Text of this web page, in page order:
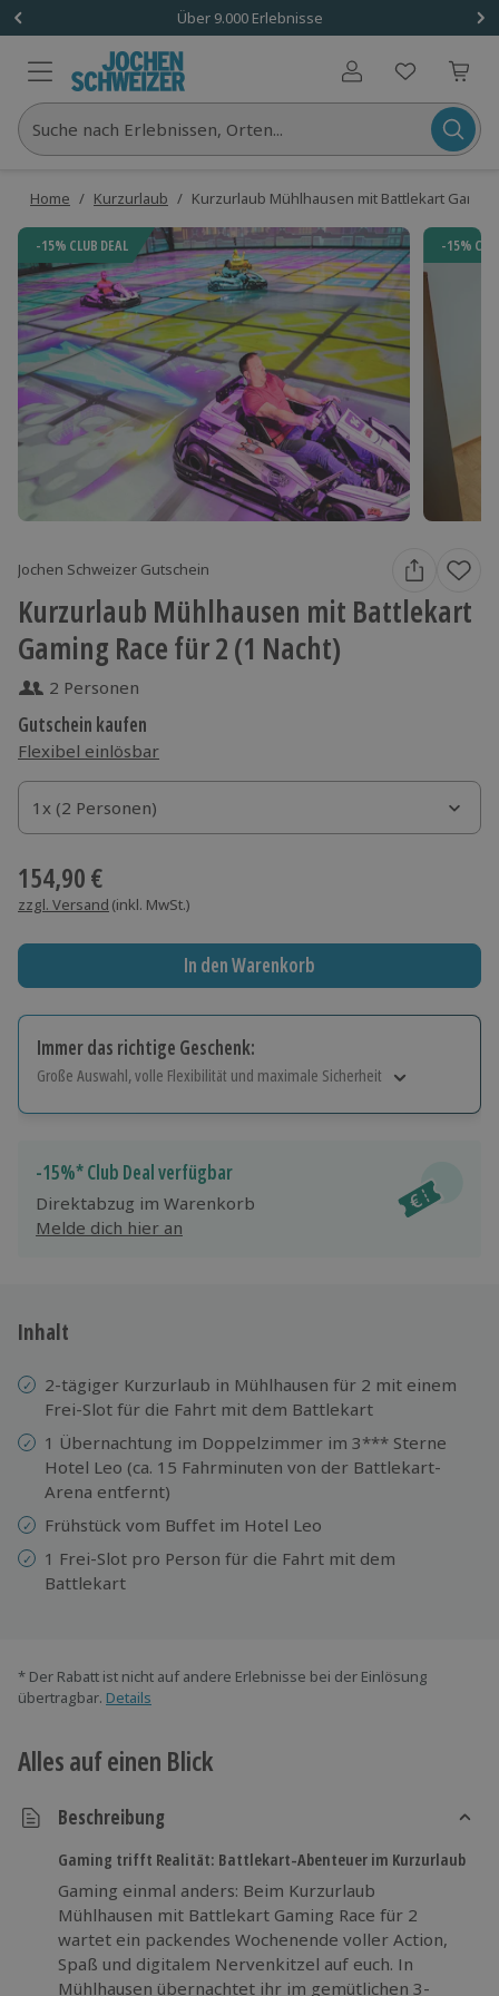
Über 9.000 Erlebnisse
Benutzerkonto
Suche nach Erlebnissen, Orten...
Home / Kurzurlaub / Kurzurlaub Mühlhausen mit Battlekart
-15% CLUB DEAL -15%
Jochen Schweizer Gutschein
Kurzurlaub Mühlhausen mit Battlekart
Gaming Race für 2 (1 Nacht)
2 Personen
Gutschein kaufen
Flexibel einlösbar
1x (2 Personen)
1x (2 Personen)
1x (2 Personen)
154,90 €
zzgl. Versand (inkl. MwSt.)
In den Warenkorb
Immer das richtige Geschenk:
Große Auswahl, volle Flexibilität und maximale Sicherheit
Jeder Gutschein für alle Erlebnisse einlösbar.
Maximale Sicherheit
10 Jahre gültig & verlängerbar.
-15%* Club Deal verfügbar
Direktabzug im Warenkorb
Melde dich hier an
Inhalt
2-tägiger Kurzurlaub in Mühlhausen für 2 mit einem
Frei-Slot für die Fahrt mit dem Battlekart
1 Übernachtung im Doppelzimmer im 3*** Sterne
Hotel Leo (ca. 15 Fahrminuten von der Battlekart-
Arena entfernt)
Frühstück vom Buffet im Hotel Leo
1 Frei-Slot pro Person für die Fahrt mit dem
Battlekart
* Der Rabatt ist nicht auf andere Erlebnisse bei der Einlösung
übertragbar. Details
Alles auf einen Blick
Beschreibung
Gaming trifft Realität: Battlekart-Abenteuer im Kurzurlaub
Gaming einmal anders: Beim Kurzurlaub
Mühlhausen mit Battlekart Gaming Race für 2
wartet ein packendes Wochenende voller Action,
Spaß und digitalem Nervenkitzel auf euch. In
Mühlhausen übernachtet ihr im gemütlichen 3-